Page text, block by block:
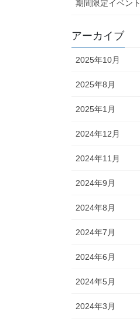
期間限定イベント
アーカイブ
2025年10月
2025年8月
2025年1月
2024年12月
2024年11月
2024年9月
2024年8月
2024年7月
2024年6月
2024年5月
2024年3月